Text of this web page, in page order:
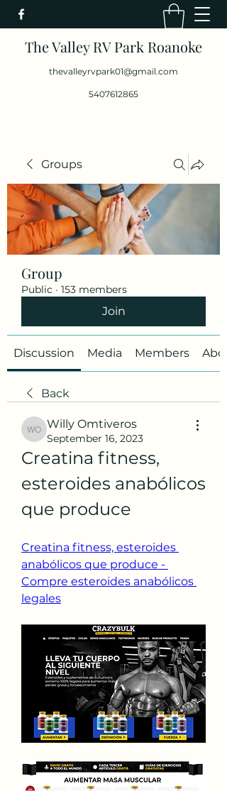
The Valley RV Park Roanoke
thevalleyrvpark01@gmail.com
5407612865
Groups
Group
Public · 153 members
Join
Discussion Media Members
Back
Willy Omtiveros
Willy Omtiveros
September 16, 2023
Creatina fitness,
esteroides anabólicos
que produce
Creatina fitness, esteroides
anabólicos que produce -
Compre esteroides anabólicos
legales